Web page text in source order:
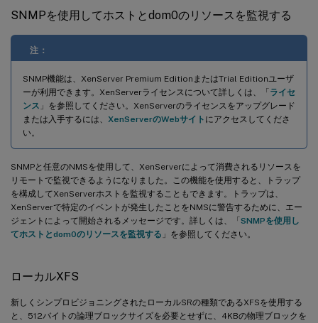
SNMPを使用してホストとdom0のリソースを監視する
注：
SNMP機能は、XenServer Premium EditionまたはTrial Editionユーザ
ーが利用できます。XenServerライセンスについて詳しくは、「ライセ
ンス 」を参照してください。XenServerのライセンスをアップグレード
または入手するには、 XenServerのWebサイト にアクセスしてくださ
い。
SNMPと任意のNMSを使用して、XenServerによって消費されるリソースを
リモートで監視できるようになりました。この機能を使用すると、トラップ
を構成してXenServerホストを監視することもできます。トラップは、
XenServerで特定のイベントが発生したことをNMSに警告するために、エー
ジェントによって開始されるメッセージです。詳しくは、「SNMPを使用し
てホストとdom0のリソースを監視する 」を参照してください。
ローカルXFS
新しくシンプロビジョニングされたローカルSRの種類であるXFSを使用する
と、512バイトの論理ブロックサイズを必要とせずに、4KBの物理ブロックを